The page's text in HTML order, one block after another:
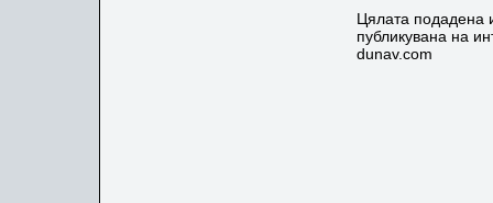
Цялата
публикувана на
dunav.com